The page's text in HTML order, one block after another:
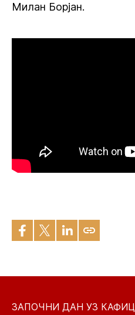
Милан Борјан.
ЗАПОЧНИ ДАН УЗ